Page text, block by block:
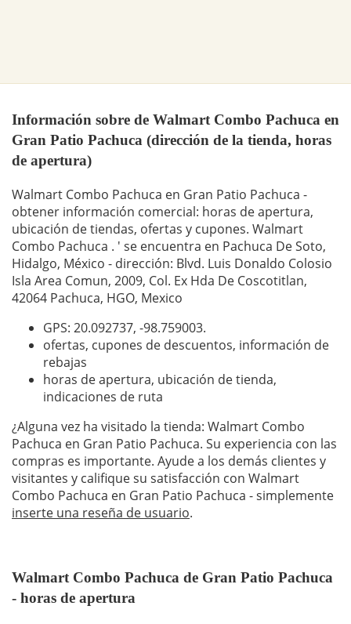
Información sobre de Walmart Combo Pachuca en
Gran Patio Pachuca (dirección de la tienda, horas
de apertura)
Walmart Combo Pachuca en Gran Patio Pachuca -
obtener información comercial: horas de apertura,
ubicación de tiendas, ofertas y cupones. Walmart
Combo Pachuca . ' se encuentra en Pachuca De Soto,
Hidalgo, México - dirección: Blvd. Luis Donaldo Colosio
Isla Area Comun, 2009, Col. Ex Hda De Coscotitlan,
42064 Pachuca, HGO, Mexico
GPS: 20.092737, -98.759003.
ofertas, cupones de descuentos, información de
rebajas
horas de apertura, ubicación de tienda,
indicaciones de ruta
¿Alguna vez ha visitado la tienda: Walmart Combo
Pachuca en Gran Patio Pachuca. Su experiencia con las
compras es importante. Ayude a los demás clientes y
visitantes y califique su satisfacción con Walmart
Combo Pachuca en Gran Patio Pachuca - simplemente
inserte una reseña de usuario.
Walmart Combo Pachuca de Gran Patio Pachuca
- horas de apertura